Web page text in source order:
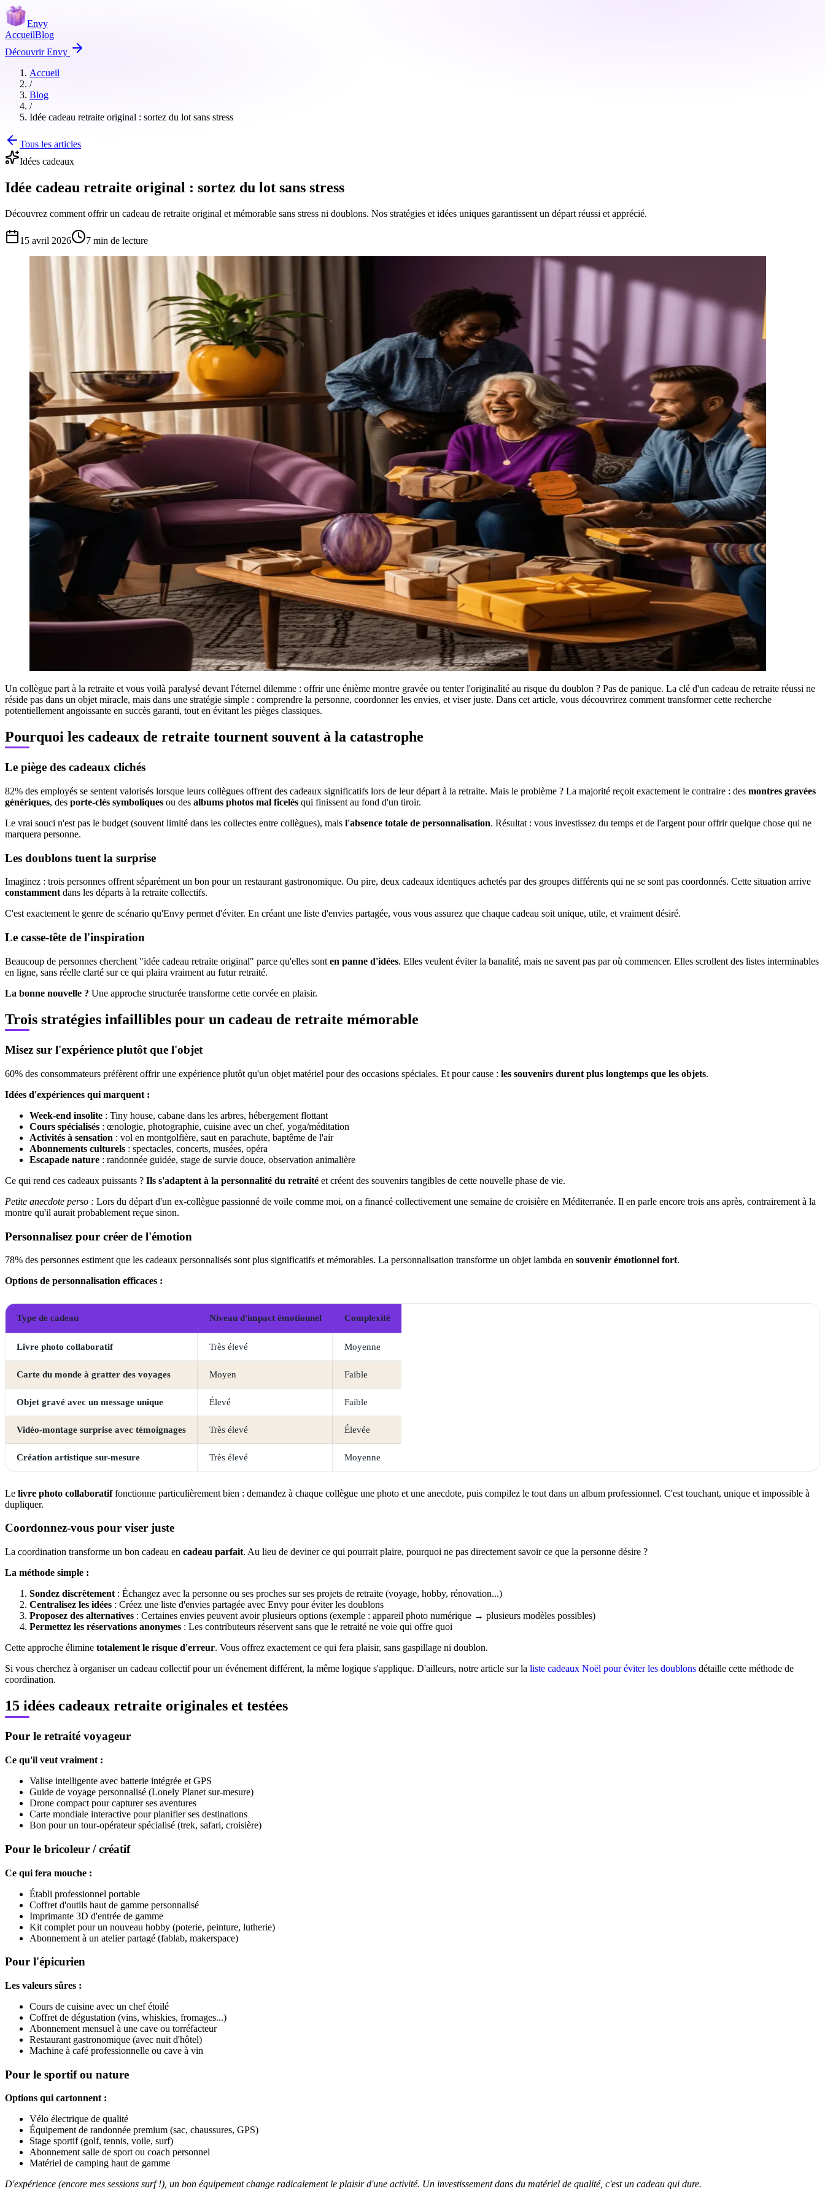
Envy
AccueilBlog
Découvrir Envy
Accueil
/
Blog
/
Idée cadeau retraite original : sortez du lot sans stress
Tous les articles
Idées cadeaux
Idée cadeau retraite original : sortez du lot sans stress
Découvrez comment offrir un cadeau de retraite original et mémorable sans stress ni doublons. Nos stratégies et idées uniques garantissent un départ réussi et apprécié.
15 avril 2026 7 min de lecture
Un collègue part à la retraite et vous voilà paralysé devant l'éternel dilemme : offrir une énième montre gravée ou tenter l'originalité au risque du doublon ? Pas de panique. La clé d'un cadeau de retraite réussi ne
réside pas dans un objet miracle, mais dans une stratégie simple : comprendre la personne, coordonner les envies, et viser juste. Dans cet article, vous découvrirez comment transformer cette recherche
potentiellement angoissante en succès garanti, tout en évitant les pièges classiques.
Pourquoi les cadeaux de retraite tournent souvent à la catastrophe
Le piège des cadeaux clichés
82% des employés se sentent valorisés lorsque leurs collègues offrent des cadeaux significatifs lors de leur départ à la retraite. Mais le problème ? La majorité reçoit exactement le contraire : des montres gravées
génériques, des porte-clés symboliques ou des albums photos mal ficelés qui finissent au fond d'un tiroir.
Le vrai souci n'est pas le budget (souvent limité dans les collectes entre collègues), mais l'absence totale de personnalisation. Résultat : vous investissez du temps et de l'argent pour offrir quelque chose qui ne
marquera personne.
Les doublons tuent la surprise
Imaginez : trois personnes offrent séparément un bon pour un restaurant gastronomique. Ou pire, deux cadeaux identiques achetés par des groupes différents qui ne se sont pas coordonnés. Cette situation arrive
constamment dans les départs à la retraite collectifs.
C'est exactement le genre de scénario qu'Envy permet d'éviter. En créant une liste d'envies partagée, vous vous assurez que chaque cadeau soit unique, utile, et vraiment désiré.
Le casse-tête de l'inspiration
Beaucoup de personnes cherchent "idée cadeau retraite original" parce qu'elles sont en panne d'idées. Elles veulent éviter la banalité, mais ne savent pas par où commencer. Elles scrollent des listes interminables
en ligne, sans réelle clarté sur ce qui plaira vraiment au futur retraité.
La bonne nouvelle ? Une approche structurée transforme cette corvée en plaisir.
Trois stratégies infaillibles pour un cadeau de retraite mémorable
Misez sur l'expérience plutôt que l'objet
60% des consommateurs préfèrent offrir une expérience plutôt qu'un objet matériel pour des occasions spéciales. Et pour cause : les souvenirs durent plus longtemps que les objets.
Idées d'expériences qui marquent :
Week-end insolite : Tiny house, cabane dans les arbres, hébergement flottant
Cours spécialisés : œnologie, photographie, cuisine avec un chef, yoga/méditation
Activités à sensation : vol en montgolfière, saut en parachute, baptême de l'air
Abonnements culturels : spectacles, concerts, musées, opéra
Escapade nature : randonnée guidée, stage de survie douce, observation animalière
Ce qui rend ces cadeaux puissants ? Ils s'adaptent à la personnalité du retraité et créent des souvenirs tangibles de cette nouvelle phase de vie.
Petite anecdote perso : Lors du départ d'un ex-collègue passionné de voile comme moi, on a financé collectivement une semaine de croisière en Méditerranée. Il en parle encore trois ans après, contrairement à la
montre qu'il aurait probablement reçue sinon.
Personnalisez pour créer de l'émotion
78% des personnes estiment que les cadeaux personnalisés sont plus significatifs et mémorables. La personnalisation transforme un objet lambda en souvenir émotionnel fort.
Options de personnalisation efficaces :
Type de cadeau Niveau d'impact émotionnel Complexité
Livre photo collaboratif Très élevé Moyenne
Carte du monde à gratter des voyages Moyen Faible
Objet gravé avec un message unique Élevé Faible
Vidéo-montage surprise avec témoignages Très élevé Élevée
Création artistique sur-mesure Très élevé Moyenne
Le livre photo collaboratiffonctionne particulièrement bien : demandez à chaque collègue une photo et une anecdote, puis compilez le tout dans un album professionnel. C'est touchant, unique et impossible à
dupliquer.
Coordonnez-vous pour viser juste
La coordination transforme un bon cadeau en cadeau parfait. Au lieu de deviner ce qui pourrait plaire, pourquoi ne pas directement savoir ce que la personne désire ?
La méthode simple :
Sondez discrètement : Échangez avec la personne ou ses proches sur ses projets de retraite (voyage, hobby, rénovation...)
Centralisez les idées : Créez une liste d'envies partagée avec Envy pour éviter les doublons
Proposez des alternatives : Certaines envies peuvent avoir plusieurs options (exemple : appareil photo numérique → plusieurs modèles possibles)
Permettez les réservations anonymes : Les contributeurs réservent sans que le retraité ne voie qui offre quoi
Cette approche élimine totalement le risque d'erreur. Vous offrez exactement ce qui fera plaisir, sans gaspillage ni doublon.
Si vous cherchez à organiser un cadeau collectif pour un événement différent, la même logique s'applique. D'ailleurs, notre article sur la liste cadeaux Noël pour éviter les doublons détaille cette méthode de
coordination.
15 idées cadeaux retraite originales et testées
Pour le retraité voyageur
Ce qu'il veut vraiment :
Valise intelligente avec batterie intégrée et GPS
Guide de voyage personnalisé (Lonely Planet sur-mesure)
Drone compact pour capturer ses aventures
Carte mondiale interactive pour planifier ses destinations
Bon pour un tour-opérateur spécialisé (trek, safari, croisière)
Pour le bricoleur / créatif
Ce qui fera mouche :
Établi professionnel portable
Coffret d'outils haut de gamme personnalisé
Imprimante 3D d'entrée de gamme
Kit complet pour un nouveau hobby (poterie, peinture, lutherie)
Abonnement à un atelier partagé (fablab, makerspace)
Pour l'épicurien
Les valeurs sûres :
Cours de cuisine avec un chef étoilé
Coffret de dégustation (vins, whiskies, fromages...)
Abonnement mensuel à une cave ou torréfacteur
Restaurant gastronomique (avec nuit d'hôtel)
Machine à café professionnelle ou cave à vin
Pour le sportif ou nature
Options qui cartonnent :
Vélo électrique de qualité
Équipement de randonnée premium (sac, chaussures, GPS)
Stage sportif (golf, tennis, voile, surf)
Abonnement salle de sport ou coach personnel
Matériel de camping haut de gamme
D'expérience (encore mes sessions surf !), un bon équipement change radicalement le plaisir d'une activité. Un investissement dans du matériel de qualité, c'est un cadeau qui dure.